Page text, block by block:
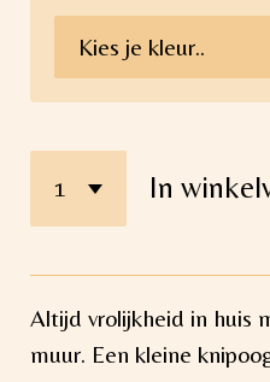
In
Altijd vrolijkheid in huis
muur. Een kleine